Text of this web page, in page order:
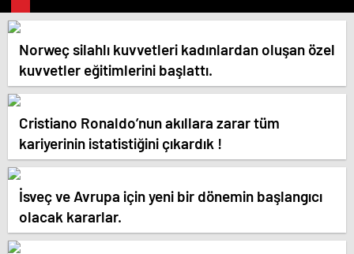
Norweç silahlı kuvvetleri kadınlardan oluşan özel
kuvvetler eğitimlerini başlattı.
Cristiano Ronaldo’nun akıllara zarar tüm
kariyerinin istatistiğini çıkardık !
İsveç ve Avrupa için yeni bir dönemin başlangıcı
olacak kararlar.